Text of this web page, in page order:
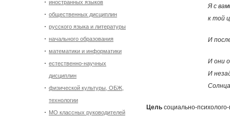
Я с
к той
И
И они
И
Цель социально-
иностранных языков
общественных дисциплин
русского языка и литературы
начального образования
математики и информатики
естественно-научных
дисциплин
физической культуры, ОБЖ,
технологии
МО классных руководителей